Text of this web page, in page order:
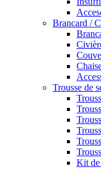
Brancard /
Trousse de
Kit